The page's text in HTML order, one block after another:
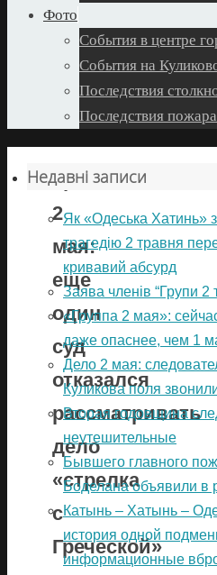
Фото
События в центре
События на
Последствия
Последствия
Трагедия
2
мая:
еще
один
суд
отказался
рассматривать
дело
«стрелка
с
Греческой»
Недавні записи
Як «Одеська Хатинь»
трагедію 2 травня
кривавий абсурд
Заява членів “Групи 2
«Группа 2 мая»:
даже опаснее, чем 1
Дело 2 мая:
Куликова поля
Вторая годовщина
неутешительные
Бывшего главного
Боделана объявили в
Катынь – Хатынь –
история одной
информационные